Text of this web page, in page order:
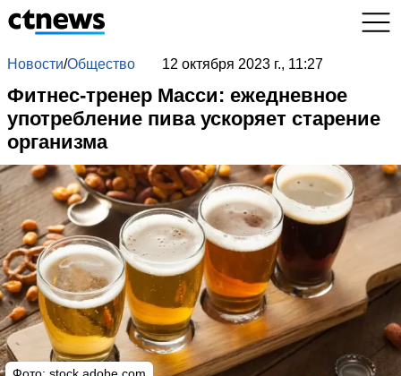
Новости/Общество 12 октября 2023 г., 11:27
Фитнес-тренер Масси: ежедневное
употребление пива ускоряет старение
организма